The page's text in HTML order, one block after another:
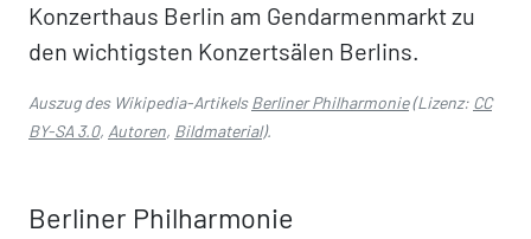
Konzerthaus Berlin am Gendarmenmarkt zu
den wichtigsten Konzertsälen Berlins.
Auszug des Wikipedia-ArtikelsBerliner Philharmonie(Lizenz: CC
BY-SA 3.0, Autoren, Bildmaterial).
Berliner Philharmonie